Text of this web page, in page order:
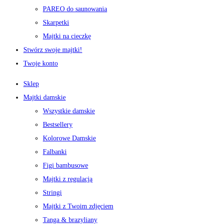
PAREO do saunowania
Skarpetki
Majtki na cieczkę
Stwórz swoje majtki!
Twoje konto
Sklep
Majtki damskie
Wszystkie damskie
Bestsellery
Kolorowe Damskie
Falbanki
Figi bambusowe
Majtki z regulacją
Stringi
Majtki z Twoim zdjęciem
Tanga & brazyliany